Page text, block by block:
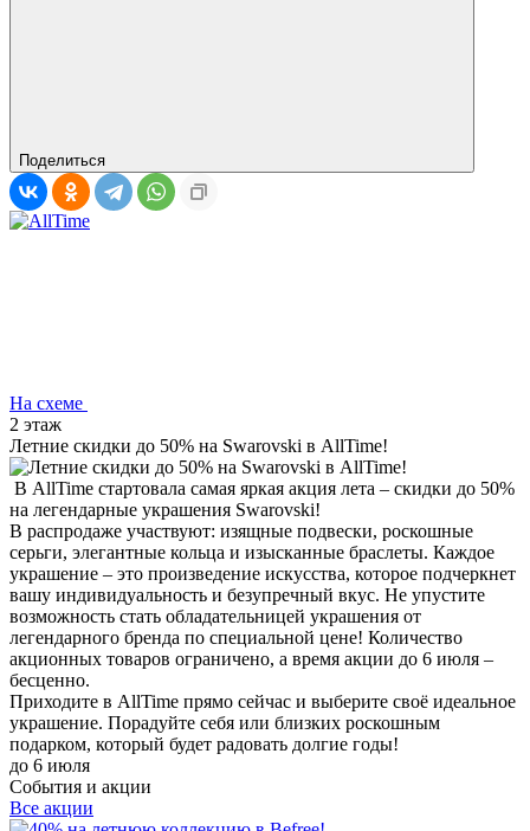
Поделиться
На схеме
2 этаж
Летние скидки до 50% на Swarovski в AllTime!
В AllTime стартовала самая яркая акция лета – скидки до 50%
на легендарные украшения Swarovski!
В распродаже участвуют: изящные подвески, роскошные
серьги, элегантные кольца и изысканные браслеты. Каждое
украшение – это произведение искусства, которое подчеркнет
вашу индивидуальность и безупречный вкус. Не упустите
возможность стать обладательницей украшения от
легендарного бренда по специальной цене! Количество
акционных товаров ограничено, а время акции до 6 июля –
бесценно.
Приходите в AllTime прямо сейчас и выберите своё идеальное
украшение. Порадуйте себя или близких роскошным
подарком, который будет радовать долгие годы!
до 6 июля
События и акции
Все акции